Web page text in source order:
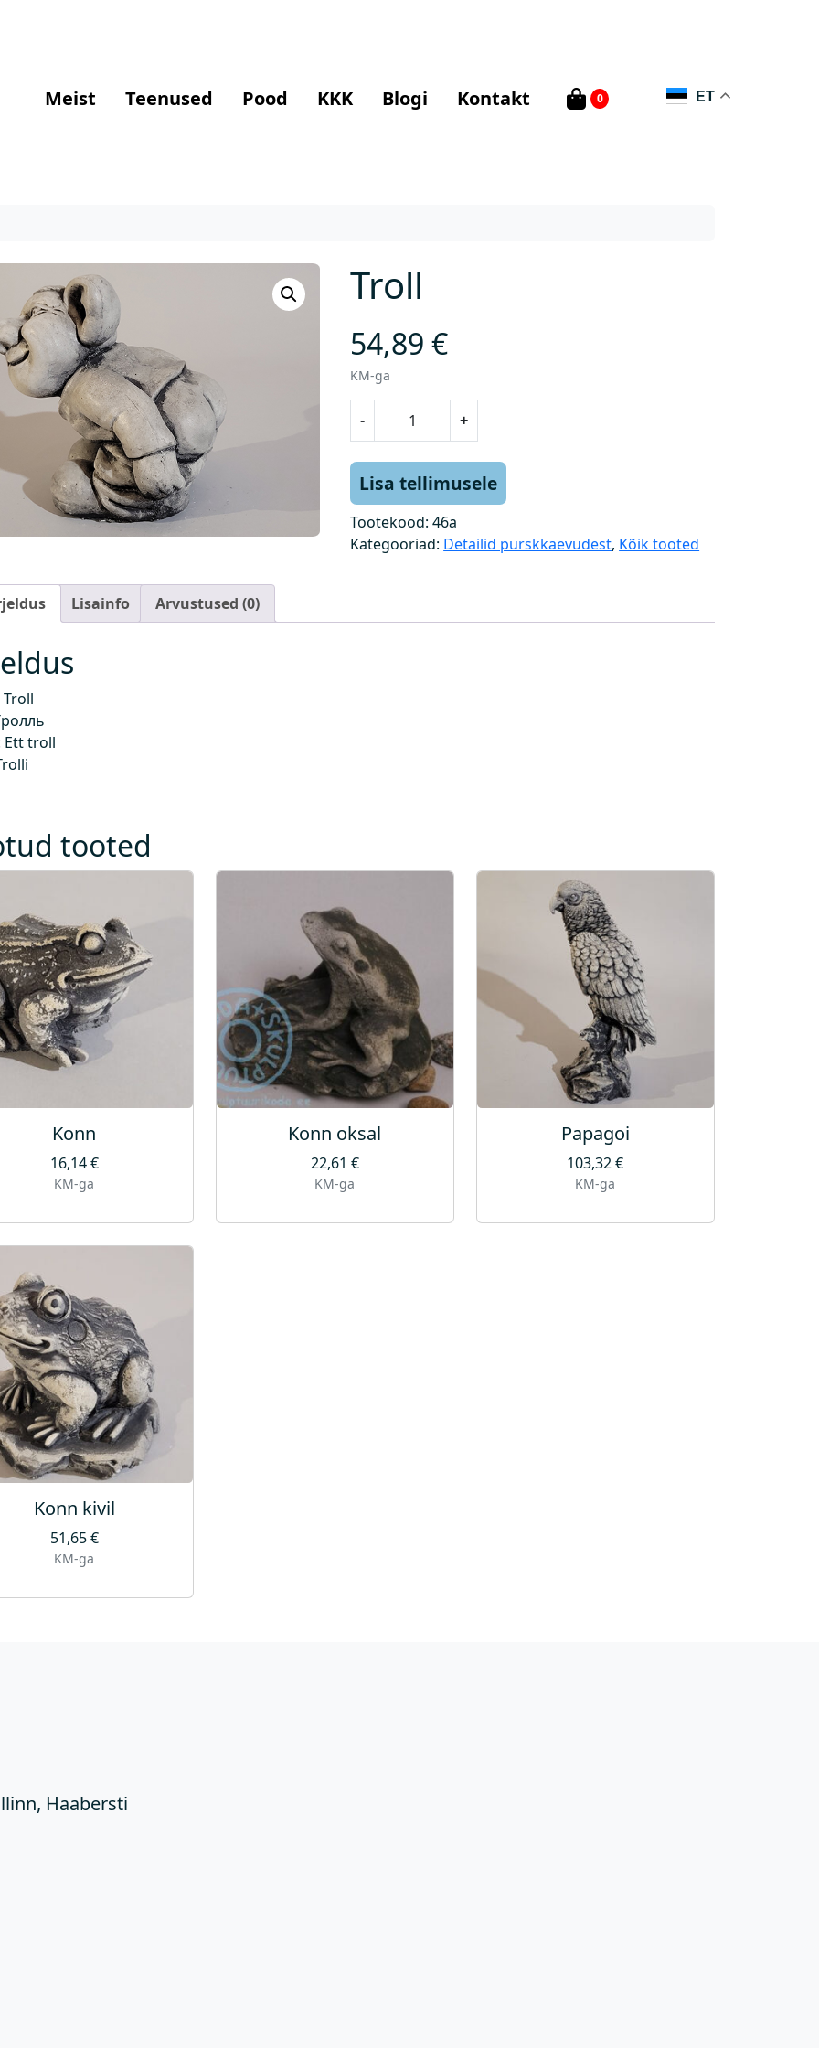
Meist Teenused Pood KKK Blogi Kontakt 0 ET
Troll
54,89€
KM-ga
-
l
k
o
+
Lisa tellimusele
Tootekood:46a
Kategooriad: Detailid purskkaevudest, Kõik tooted
Lisainfo Arvustused (0)
Ett troll
tooted
Konn
16,14€
KM-ga
Konn oksal
22,61 €
KM-ga
Papagoi
103,32€
KM-ga
Konn kivil
51,65€
KM-ga
Haabersti